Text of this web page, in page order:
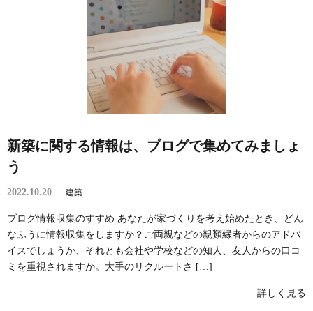
新築に関する情報は、ブログで集めてみましょ
う
2022.10.20 建築
ブログ情報収集のすすめ あなたが家づくりを考え始めたとき、どん
なふうに情報収集をしますか？ご両親などの親類縁者からのアドバ
イスでしょうか、それとも会社や学校などの知人、友人からの口コ
ミを重視されますか。大手のリクルートさ […]
詳しく見る